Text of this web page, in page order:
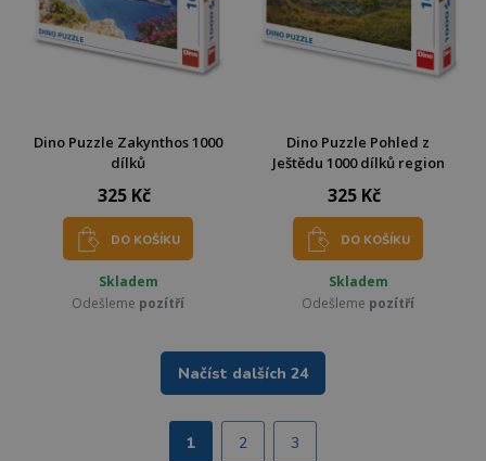
Dino Puzzle Zakynthos 1000
dílků
325 Kč
DO KOŠÍKU
Skladem
Odešleme pozítří
Dino Puzzle Pohled z
Ještědu 1000 dílků region
325 Kč
DO KOŠÍKU
Skladem
Odešleme pozítří
Načíst dalších 24
1 2 3